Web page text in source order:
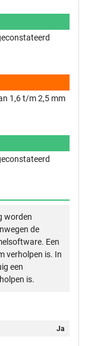
1,6 t/m 2,5 mm
worden
de
Een
verholpen is. In
een
is.
Ja